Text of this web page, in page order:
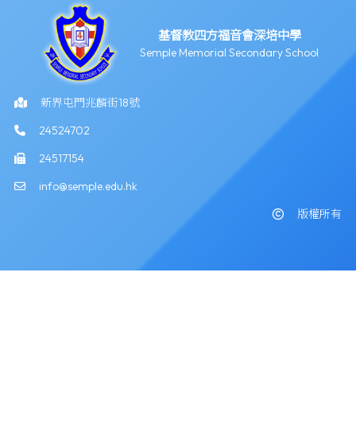
基督教四方福音會深培中學
Semple Memorial Secondary School
新界屯門兆麟街18號
24524702
24517154
info@semple.edu.hk
版權所有